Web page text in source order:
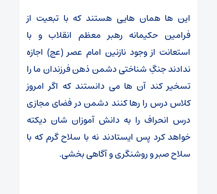
این‌ ها همان‌ هایی هستند که با تبعیت از
فرامین حکیمانه رهبر معظم انقلاب و با
استعانت از وجود نازنین امام عصر (عج) اجازه
ندادند جنگِ شناختی دشمن ذهن فرزندان ما را
تسخیر کند آن‌ ها می‌ دانستند که اگر امروز
کلاس درس را رها کنند دشمن در فضای مجازی
درس انحراف را به دانش‌ آموزان شان دیکته
خواهد کرد پس ایستادند نه با سلاح گرم که با
سلاح صبر و روشنگری و آگاهی بخشی.